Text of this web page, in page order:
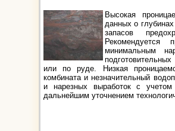
Высокая
данных о
запасов
Рекомендуется
минимальным
или по руде. Низкая
комбината и незначительный
и нарезных выработок с
дальнейшим уточнением